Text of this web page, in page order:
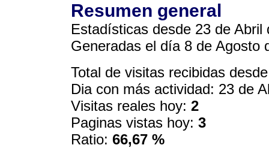
Resumen general
Estadísticas desde 23 de
Generadas el día 8 de Agosto
Total de visitas recibidas
Dia con más actividad: 23 de
Visitas reales hoy: 2
Paginas vistas hoy: 3
Ratio: 66,67 %